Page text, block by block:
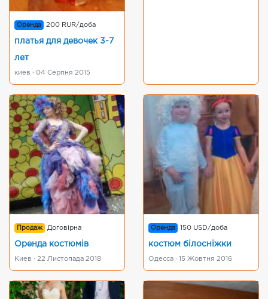
Оренда 200 RUR/доба
платья для девочек 3-7
лет
киев · 04 Серпня 2015
Продаж Договірна
Оренда костюмів
Киев · 22 Листопада 2018
Оренда 150 USD/доба
костюм бiлоснiжки
Одесса · 15 Жовтня 2016